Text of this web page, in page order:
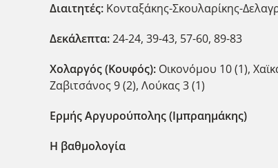
Διαιτητές: Κονταξάκης-Σκουλαρίκης-
Δεκάλεπτα:24-24, 39-43, 57-60, 89-83
Χολαργός (Κουφός): Οικονόμου 10 (1),
Ζαβιτσάνος 9 (2), Λούκας 3 (1)
Ερμής Αργυρούπολης (Ιμπραημάκης)
Η βαθμολογία